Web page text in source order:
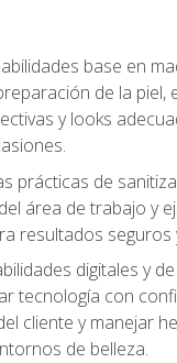
base en
de la piel,
y looks
prácticas de
área de trabajo y
resultados seguros
digitales y
tecnología con
cliente y manejar
de belleza.